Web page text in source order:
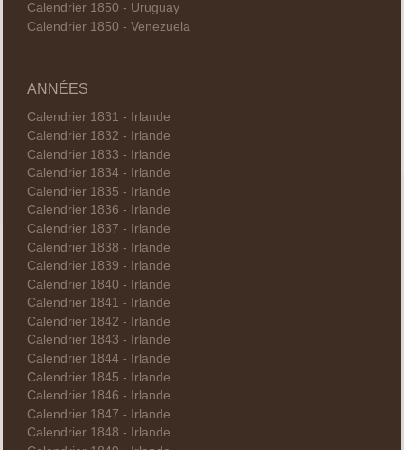
Calendrier 1850 - Uruguay
Calendrier 1850 - Venezuela
ANNÉES
Calendrier 1831 - Irlande
Calendrier 1832 - Irlande
Calendrier 1833 - Irlande
Calendrier 1834 - Irlande
Calendrier 1835 - Irlande
Calendrier 1836 - Irlande
Calendrier 1837 - Irlande
Calendrier 1838 - Irlande
Calendrier 1839 - Irlande
Calendrier 1840 - Irlande
Calendrier 1841 - Irlande
Calendrier 1842 - Irlande
Calendrier 1843 - Irlande
Calendrier 1844 - Irlande
Calendrier 1845 - Irlande
Calendrier 1846 - Irlande
Calendrier 1847 - Irlande
Calendrier 1848 - Irlande